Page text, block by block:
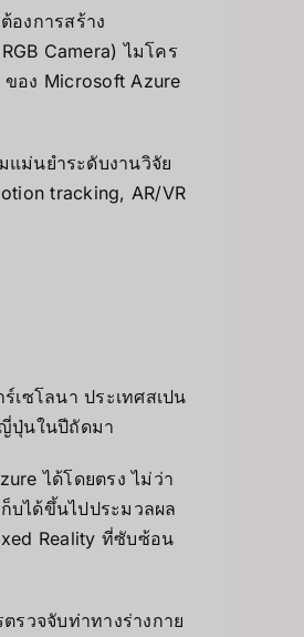
งการสร้าง
Camera) ไมโคร
ของ Microsoft Azure
ม่นยำระดับงานวิจัย
tracking, AR/VR
เซโลนา ประเทศสเปน
ปุ่นในปีถัดมา
ได้โดยตรง ไม่ว่า
บได้ขึ้นไปประมวลผล
Reality ที่ซับซ้อน
รวจจับท่าทางร่างกาย